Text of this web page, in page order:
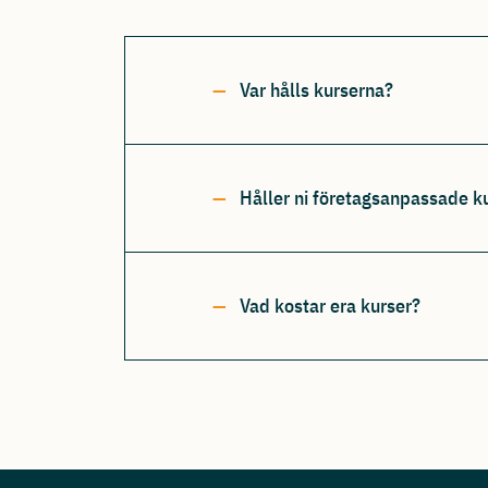
Var hålls kurserna?
Håller ni företagsanpassade
Vad kostar era kurser?